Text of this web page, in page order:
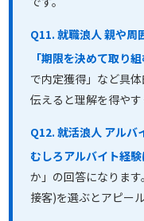
Q11. 就職浪人 親や周
「期限を決めて取り組
で内定獲得」など具
伝えると理解を得やす
Q12. 就活浪人 アルバ
むしろアルバイト経
か」の回答になりま
接客)を選ぶとアピー